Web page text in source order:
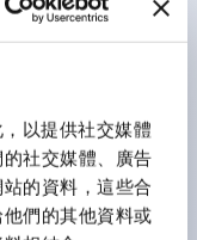
以提供社交媒體
社交媒體、廣告
的資料，這些合
們的其他資料或
的手指保護結構。
：IP65（僅雙按
以及一個指示燈這
。